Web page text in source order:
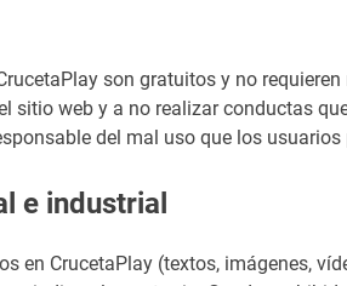
son gratuitos y no
sitio web y a no realizar conductas
del mal uso que los
e industrial
en CrucetaPlay (textos, imágenes,